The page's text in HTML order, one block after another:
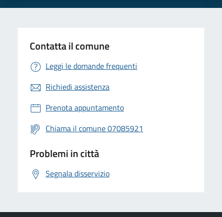
Contatta il comune
Leggi le domande frequenti
Richiedi assistenza
Prenota appuntamento
Chiama il comune 07085921
Problemi in città
Segnala disservizio